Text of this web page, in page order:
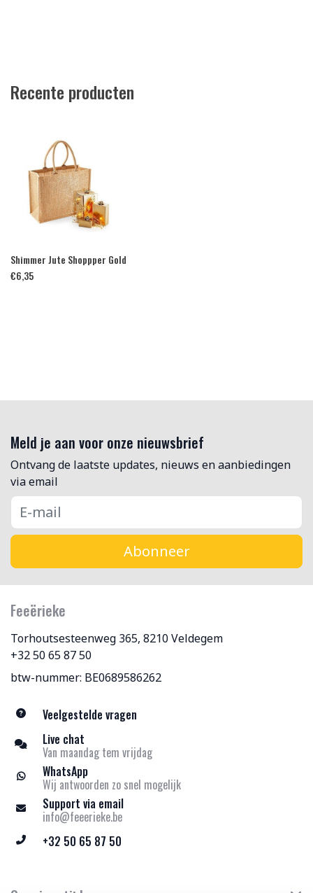
Recente producten
Shimmer Jute Shoppper Gold
€6,35
Meld je aan voor onze nieuwsbrief
Ontvang de laatste updates, nieuws en aanbiedingen
via email
Abonneer
Feeërieke
Torhoutsesteenweg 365, 8210 Veldegem
+32 50 65 87 50
btw-nummer: BE0689586262
Veelgestelde vragen
Live chat
Van maandag tem vrijdag
WhatsApp
Wij antwoorden zo snel mogelijk
Support via email
info@feeerieke.be
+32 50 65 87 50